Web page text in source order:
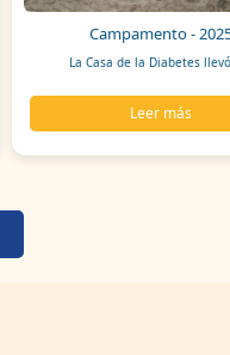
Campamento -
La Casa de la Diabetes
Leer más